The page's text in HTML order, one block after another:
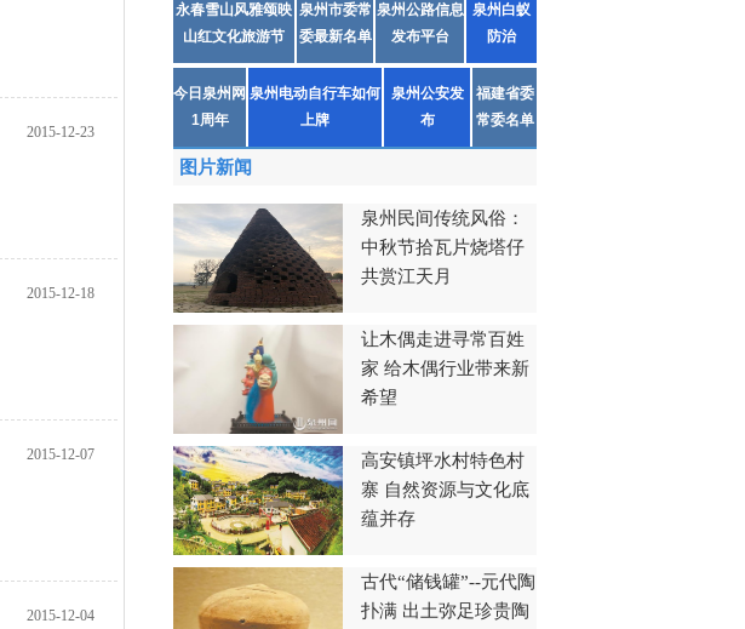
2015-12-23
2015-12-18
2015-12-07
2015-12-04
永春雪山风雅颂映
山红文化旅游节
泉州市委常
委最新名单
泉州公路信息
发布平台
泉州白蚁
防治
今日泉州网
1周年
泉州电动自行车如何
上牌
泉州公安发
布
福建省委
常委名单
图片新闻
泉州民间传统风俗：
中秋节拾瓦片烧塔仔
共赏江天月
让木偶走进寻常百姓
家 给木偶行业带来新
希望
高安镇坪水村特色村
寨 自然资源与文化底
蕴并存
古代“储钱罐”--元代陶
扑满 出土弥足珍贵陶